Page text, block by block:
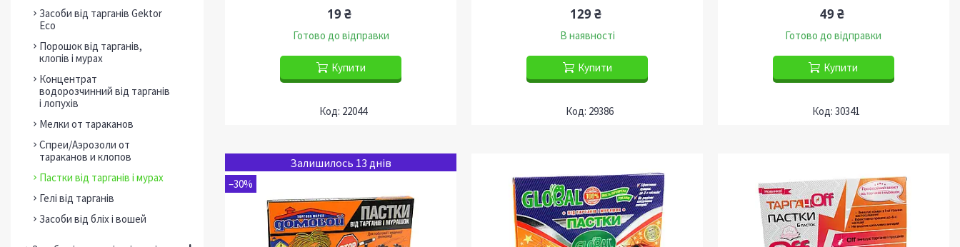
19 ₴
Готово до відправки
Купити
22044
129 ₴
В наявності
Купити
29386
49 ₴
Готово до відправки
Купити
30341
Залишилось 13 днів
–30%
Засоби від тарганів Gektor
Есо
Порошок від тарганів,
клопів і мурах
Концентрат
водорозчинний від тарганів
і лопухів
Мелки от тараканов
Спреи/Аэрозоли от
тараканов и клопов
Пастки від тарганів і мурах
Гелі від тарганів
Засоби від бліх і вошей